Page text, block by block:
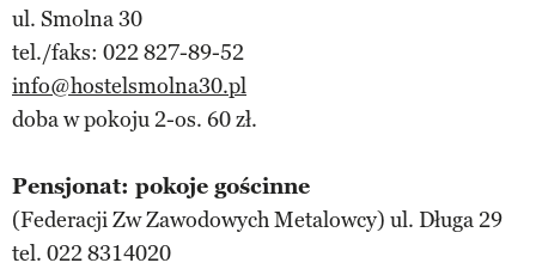
ul. Smolna 30
tel./faks: 022 827-89-52
info@hostelsmolna30.pl
doba w pokoju 2-os. 60 zł.
Pensjonat: pokoje gościnne
(Federacji Zw Zawodowych Metalowcy) ul. Długa 29
tel. 022 8314020